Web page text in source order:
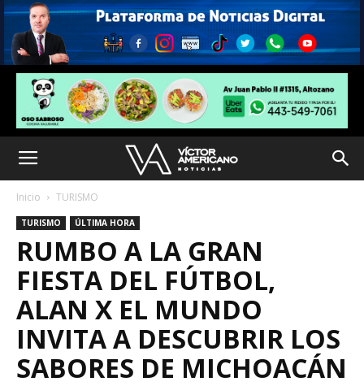
Inicio TURISMO
TURISMO ÚLTIMA HORA
RUMBO A LA GRAN
FIESTA DEL FÚTBOL,
ALAN X EL MUNDO
INVITA A DESCUBRIR LOS
SABORES DE MICHOACÁN